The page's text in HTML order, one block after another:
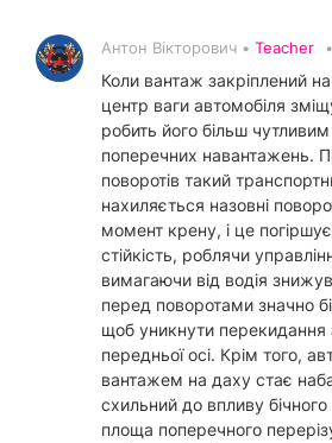
Антон Вікторович • Teacher •
Коли вантаж закріплений
центр ваги автомобіля
робить його більш
поперечних навантажень.
поворотів такий
нахиляється назовні
момент крену, і це
стійкість, роблячи
вимагаючи від водія
перед поворотами значно
щоб уникнути перекидання
передньої осі. Крім того,
вантажем на даху стає
схильний до впливу бічного
площа поперечного